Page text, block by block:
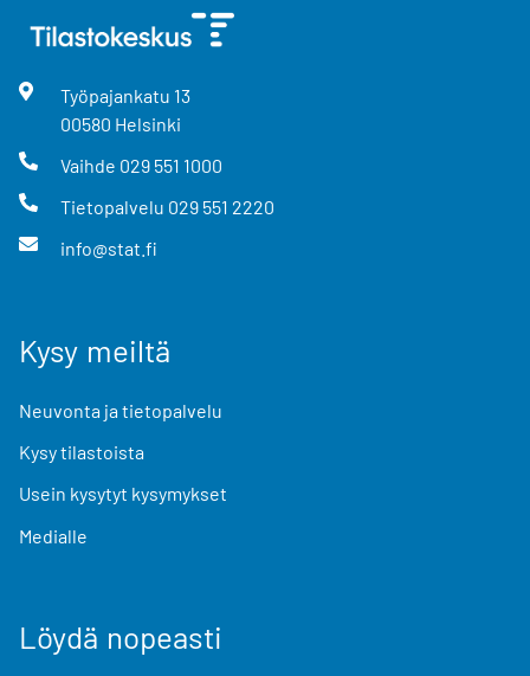
Työpajankatu 13
00580 Helsinki
Vaihde 029 551 1000
Tietopalvelu 029 551 2220
info@stat.fi
Kysy meiltä
Neuvonta ja tietopalvelu
Kysy tilastoista
Usein kysytyt kysymykset
Medialle
Löydä nopeasti